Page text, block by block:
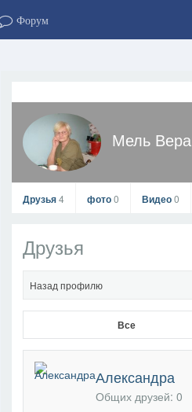
Форум
Мель Вера
Мель Вера
На профиль
Друзья4 фото0 Видео0
Друзья
Назад профилю
Все
Александра
Общих друзей: 0